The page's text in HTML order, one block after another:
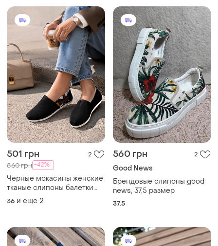
501 грн 2
860 грн -42%
Черные мокасины женские
тканые слипоны балетки
кеды кроссовки туфли на
плоской подошве лоферы
36 и еще 2
560 грн 2
Good News
Брендовые слипоны good
news, 37,5 размер
37.5